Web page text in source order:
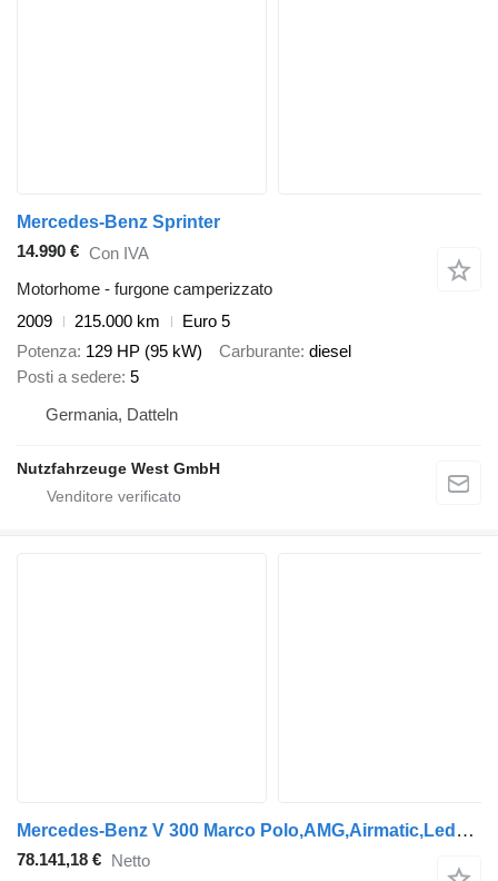
Mercedes-Benz Sprinter
14.990 € Con IVA
Motorhome - furgone camperizzato
2009
215.000 km
Euro 5
Potenza 129 HP (95 kW) Carburante diesel
Posti a sedere 5
Germania, Datteln
Nutzfahrzeuge West GmbH
Mercedes-Benz V 300 Marco Polo,AMG,Airmatic,Leder,AHK,LED
78.141,18 € Netto